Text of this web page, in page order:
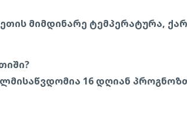
მიმდინარე ტემპერატურა,
16 დღიან